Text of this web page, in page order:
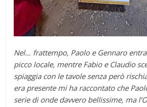
Nel… frattempo, Paolo e Gennaro
picco locale, mentre Fabio e Claudio
spiaggia con le tavole senza però
era presente mi ha raccontato che
serie di onde davvero bellissime, ma